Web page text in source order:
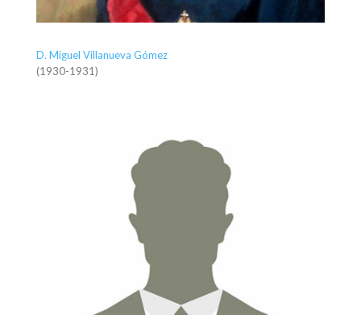
D. Miguel Villanueva Gómez
(1930-1931)